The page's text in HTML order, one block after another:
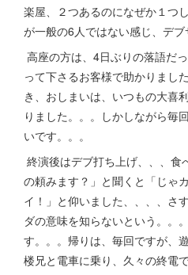
楽屋、２つあるのになぜか１つ
が一般の6人ではない感じ、デブ
高座の方は、4日ぶりの落語だ
って下さるお客様で助かりまし
き、おしまいは、いつもの大喜
りました。。。しかしながら毎
いです。。。
終演後はデブ打ち上げ、、、食
の頼みます？」と聞くと「じゃ
イ！」と仰いました、、、、さ
ダの意味を知らないという。。
す。。。帰りは、毎回ですが、
楼兄と電車に乗り、久々の終電